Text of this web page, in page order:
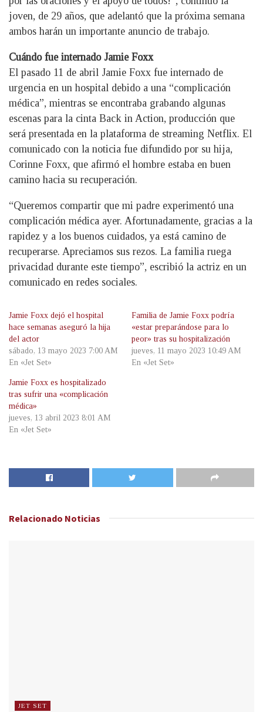
joven, de 29 años, que adelantó que la próxima semana
ambos harán un importante anuncio de trabajo.
Cuándo fue internado Jamie Foxx
El pasado 11 de abril Jamie Foxx fue internado de
urgencia en un hospital debido a una “complicación
médica”, mientras se encontraba grabando algunas
escenas para la cinta Back in Action, producción que
será presentada en la plataforma de streaming Netflix. El
comunicado con la noticia fue difundido por su hija,
Corinne Foxx, que afirmó el hombre estaba en buen
camino hacia su recuperación.
“Queremos compartir que mi padre experimentó una
complicación médica ayer. Afortunadamente, gracias a la
rapidez y a los buenos cuidados, ya está camino de
recuperarse. Apreciamos sus rezos. La familia ruega
privacidad durante este tiempo”, escribió la actriz en un
comunicado en redes sociales.
Jamie Foxx dejó el hospital
hace semanas aseguró la hija
del actor
sábado, 13 mayo 2023 7:00 AM
En «Jet Set»
Familia de Jamie Foxx podría
«estar preparándose para lo
peor» tras su hospitalización
jueves, 11 mayo 2023 10:49 AM
En «Jet Set»
Jamie Foxx es hospitalizado
tras sufrir una «complicación
médica»
jueves, 13 abril 2023 8:01 AM
En «Jet Set»
Relacionado Noticias
JET SET